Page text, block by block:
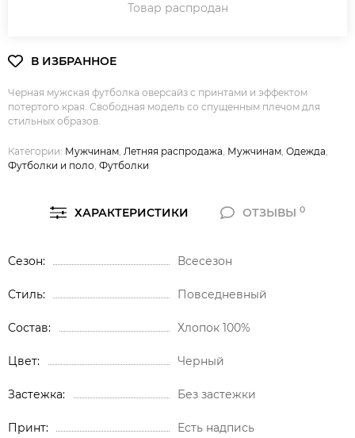
Товар распродан
Черная мужская футболка оверсайз с принтами и эффектом
потертого края. Свободная модель со спущенным плечом для
стильных образов.
Категории: Мужчинам, Летняя распродажа, Мужчинам, Одежда,
Футболки и поло, Футболки
ХАРАКТЕРИСТИКИ ОТЗЫВЫ0
Сезон Всесезон
Стиль Повседневный
Состав Хлопок 100%
Цвет Черный
Застежка Без застежки
Принт Есть надпись